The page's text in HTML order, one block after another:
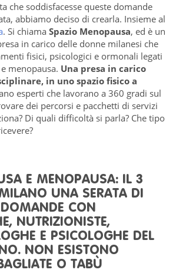
che soddisfacesse queste domande
abbiamo deciso di crearla. Insieme al
. Si chiama Spazio Menopausa, ed è un
in carico delle donne milanesi che
fisici, psicologici e ormonali legati
menopausa. Una presa in carico
in uno spazio fisico a
esperti che lavorano a 360 gradi sul
dei percorsi e pacchetti di servizi
Di quali difficoltà si parla? Che tipo
E MENOPAUSA: IL 3
UNA SERATA DI
CON
NUTRIZIONISTE,
E PSICOLOGHE DEL
NON ESISTONO
O TABÙ